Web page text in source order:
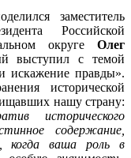
заместитель
Российской
округе Олег
выступил с темой
искажение правды».
исторической
нашу страну:
исторического
содержание,
когда ваша роль в